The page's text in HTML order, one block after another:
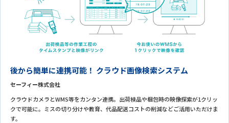
後から簡単に連携可能！ クラウド画像検索システム
セーフィー株式会社
クラウドカメラとWMS等をカンタン連携。出荷検品や梱包時の映像探索が1クリッ
クで可能に。ミスの切り分けや教育、代品配送コストの削減などご活用いただけま
す。